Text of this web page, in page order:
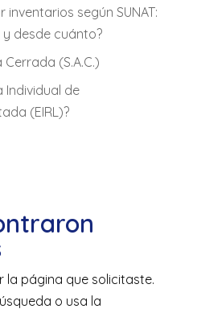
según SUNAT:
desde cuánto?
(S.A.C.)
Individual de
(EIRL)?
la página que solicitaste.
o usa la